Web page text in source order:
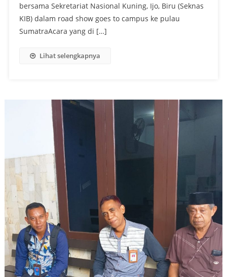
bersama Sekretariat Nasional Kuning, Ijo, Biru (Seknas
KIB) dalam road show goes to campus ke pulau
SumatraAcara yang di […]
Lihat selengkapnya